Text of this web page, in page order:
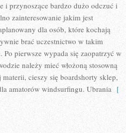
i przynoszące bardzo dużo odczuć i
zainteresowanie jakim jest
dla osób, które kochają
brać uczestnictwo w takim
pierwsze wypada się zaopatrzyć w
należy mieć włożoną stosowną
cieszy się boardshorty sklep,
amatorów windsurfingu. Ubrania [